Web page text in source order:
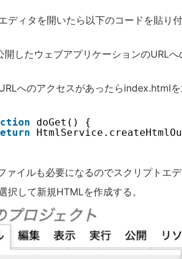
ディタを開いたら以下のコードを貼り付
したウェブアプリケーションのURLへ
へのアクセスがあったらindex.htmlを
doGet() {
ァイルも必要になるのでスクリプトエ
択して新規HTMLを作成する。